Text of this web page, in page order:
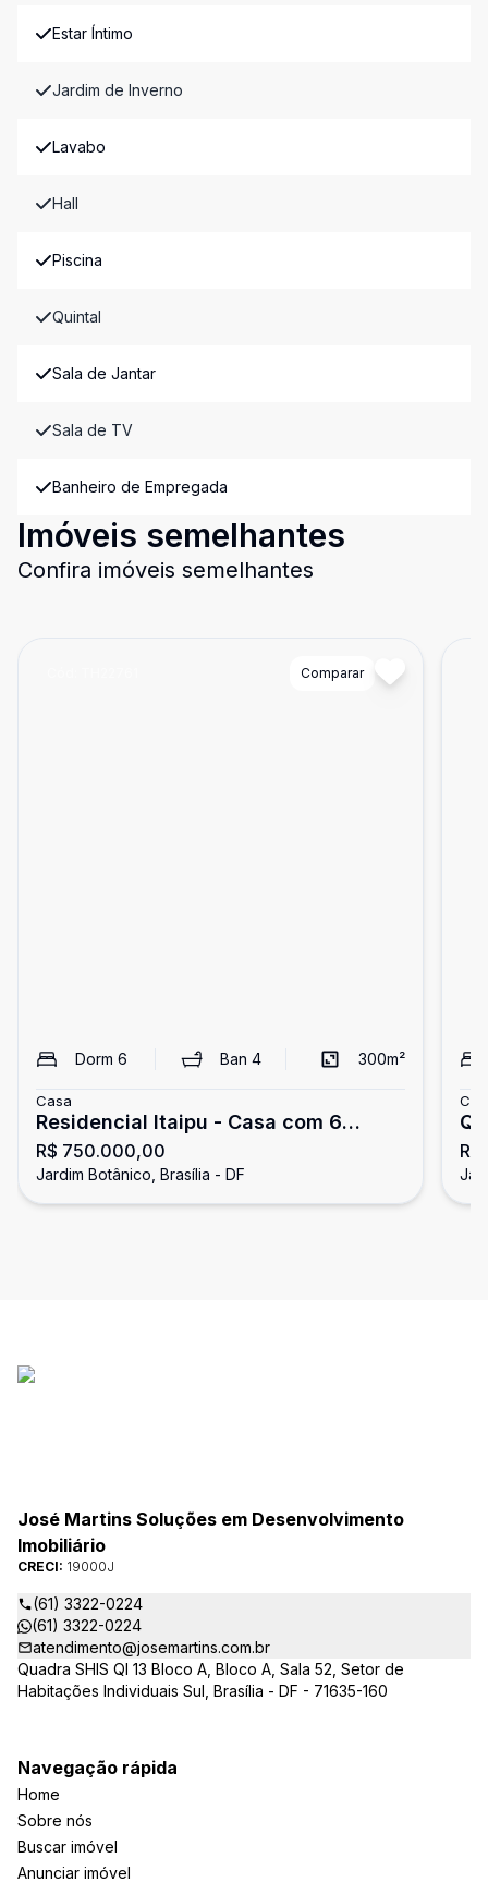
Estar Íntimo
Jardim de Inverno
Lavabo
Hall
Piscina
Quintal
Sala de Jantar
Sala de TV
Banheiro de Empregada
Imóveis semelhantes
Confira imóveis semelhantes
Comparar
Dorm 6 Ban 4 300m²
Casa
Residencial Itaipu - Casa com 6
quartos à venda - Jardim Botânico
R$ 750.000,00
Jardim Botânico, Brasília - DF
José Martins Soluções em Desenvolvimento
Imobiliário
CRECI: 19000J
(61) 3322-0224
(61) 3322-0224
atendimento@josemartins.com.br
Quadra SHIS QI 13 Bloco A, Bloco A, Sala 52, Setor de
Habitações Individuais Sul, Brasília - DF - 71635-160
Navegação rápida
Home
Sobre nós
Buscar imóvel
Anunciar imóvel